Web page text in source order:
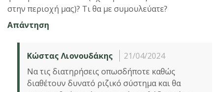
στην περιοχή μας)? Τι θα με συμουλεύατε?
Απάντηση
Κώστας Λιονουδάκης
21/04/2024
Να τις διατηρήσεις οπωσδήποτε καθώς
διαθέτουν δυνατό ριζικό σύστημα και θα